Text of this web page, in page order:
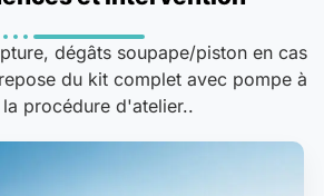
dégâts soupape/piston en cas
du kit complet avec pompe à
procédure d'atelier..